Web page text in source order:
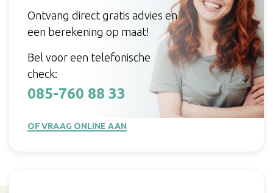
Ontvang direct gratis advies en
een berekening op maat!
Bel voor een telefonische
check:
085-760 88 33
OF VRAAG ONLINE AAN